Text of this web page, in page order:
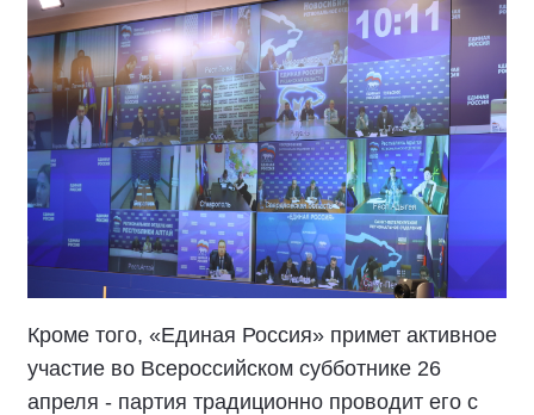
Кроме того, «Единая Россия» примет активное
участие во Всероссийском субботнике 26
апреля - партия традиционно проводит его с